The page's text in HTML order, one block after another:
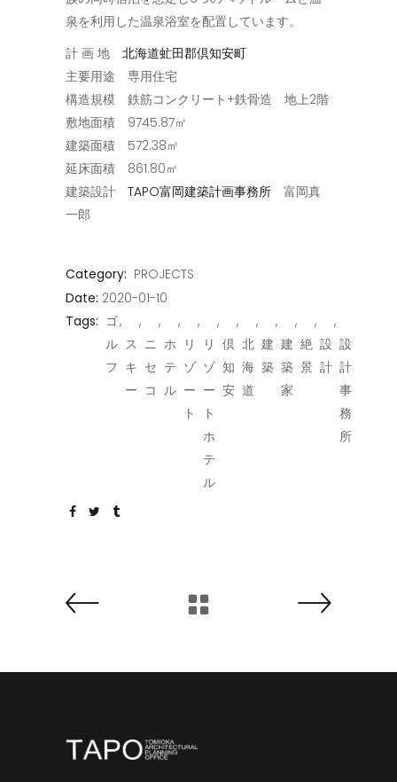
泉を利用した温泉浴室を配置しています。
計 画 地 北海道虻田郡倶知安町
主要用途 専用住宅
構造規模 鉄筋コンクリート+鉄骨造 地上2階
敷地面積 9745.87㎡
建築面積 572.38㎡
延床面積 861.80㎡
建築設計 TAPO富岡建築計画事務所 富岡真
一郎
Category: PROJECTS
Date: 2020-01-10
Tags: ゴ
ル
フ
ス
キ
ー
ニ
セ
コ
ホ
テ
ル
リ
ゾ
ー
ト
リ
ゾ
ー
ト
ホ
テ
ル
倶
知
安
北
海
道
建
築
建
築
家
絶
景
設
計
設
計
事
務
所